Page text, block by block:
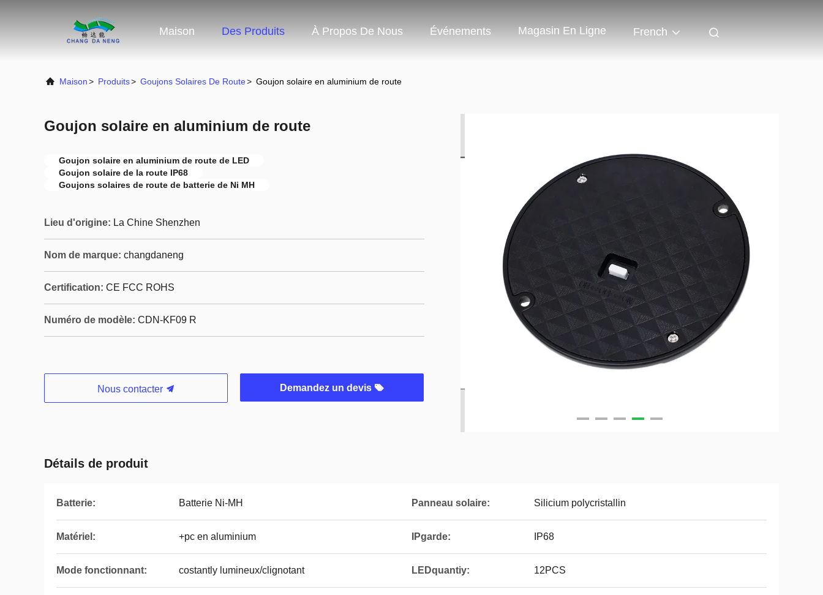
Maison Des Produits À Propos De Nous Événements Magasin En Ligne French
Maison> Produits> Goujons Solaires De Route> Goujon solaire en aluminium de route
Goujon solaire en aluminium de route
Goujon solaire en aluminium de route de LED
Goujon solaire de la route IP68
Goujons solaires de route de batterie de Ni MH
Lieu d'origine: La Chine Shenzhen
Nom de marque: changdaneng
Certification: CE FCC ROHS
Numéro de modèle: CDN-KF09 R
Nous contacter Demandez un devis
Détails de produit
Batterie: Batterie Ni-MH Panneau solaire: Silicium polycristallin
Matériel: +pc en aluminium IPgarde: IP68
Mode fonctionnant: costantly lumineux/clignotant LEDquantiy: 12PCS